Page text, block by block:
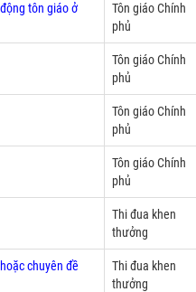
tôn giáo ở
Tôn giáo Chính
phủ
Tôn giáo Chính
phủ
Tôn giáo Chính
phủ
Tôn giáo Chính
phủ
Thi đua khen
thưởng
chuyên đề
Thi đua khen
thưởng